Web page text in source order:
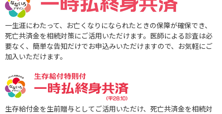
一生涯にわたって、お亡くなりになられたときの保障が確保でき、
死亡共済金を相続対策にご活用いただけます。医師による診査は必
要なく、簡単な告知だけでお申込みいただけますので、お気軽にご
加入いただけます。
生存給付金を生前贈与としてご活用いただけ、死亡共済金を相続対